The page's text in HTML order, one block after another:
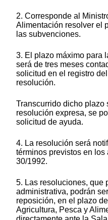
2. Corresponde al
Alimentación resolver el
las subvenciones.
3. El plazo máximo para
será de tres meses
solicitud en el registro
resolución.
Transcurrido dicho plazo
resolución expresa, se
solicitud de ayuda.
4. La resolución será
términos previstos en
30/1992.
5. Las resoluciones, que
administrativa, podrán
reposición, en el plazo
Agricultura, Pesca y